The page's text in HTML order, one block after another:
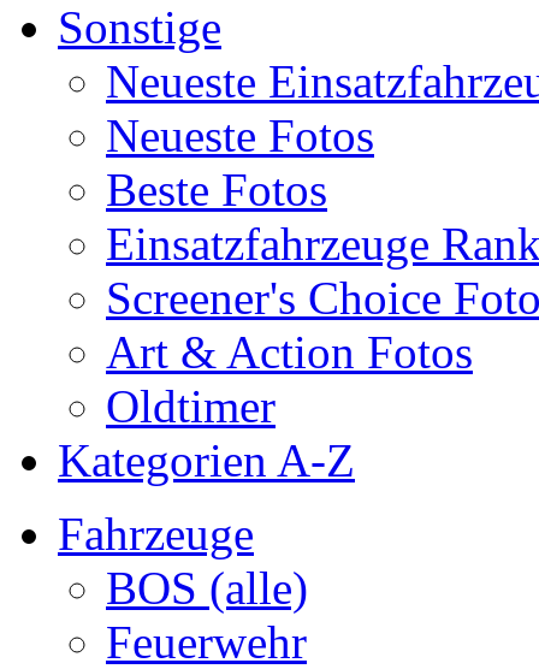
Sonstige
Neueste
Neueste Fotos
Beste Fotos
Einsatzfahrzeuge
Screener's Choice
Art & Action Fotos
Oldtimer
Kategorien A-Z
Fahrzeuge
BOS (alle)
Feuerwehr